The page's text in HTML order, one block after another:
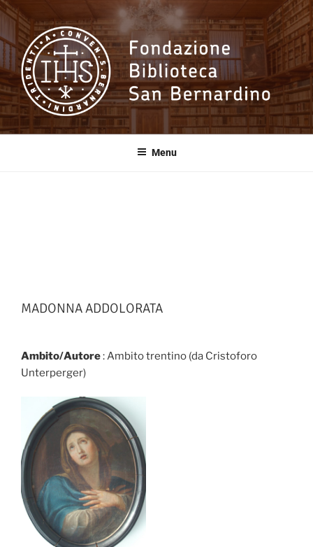
Salta
contenuto
Fondazione
Biblioteca SanMenu
MADONNA ADDOLORATA
Ambito/Autore: Ambito trentino (da Cristoforo
Unterperger)